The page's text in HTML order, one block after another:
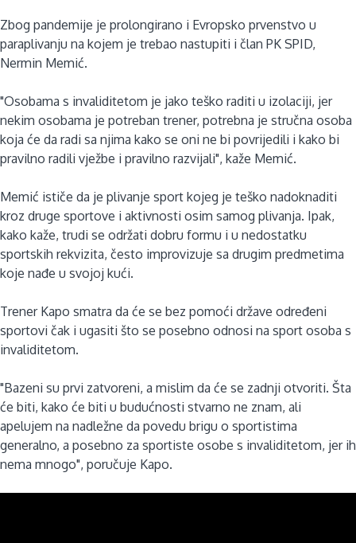
Zbog pandemije je prolongirano i Evropsko prvenstvo u
paraplivanju na kojem je trebao nastupiti i član PK SPID,
Nermin Memić.
"Osobama s invaliditetom je jako teško raditi u izolaciji, jer
nekim osobama je potreban trener, potrebna je stručna osoba
koja će da radi sa njima kako se oni ne bi povrijedili i kako bi
pravilno radili vježbe i pravilno razvijali", kaže Memić.
Memić ističe da je plivanje sport kojeg je teško nadoknaditi
kroz druge sportove i aktivnosti osim samog plivanja. Ipak,
kako kaže, trudi se održati dobru formu i u nedostatku
sportskih rekvizita, često improvizuje sa drugim predmetima
koje nađe u svojoj kući.
Trener Kapo smatra da će se bez pomoći države određeni
sportovi čak i ugasiti što se posebno odnosi na sport osoba s
invaliditetom.
"Bazeni su prvi zatvoreni, a mislim da će se zadnji otvoriti. Šta
će biti, kako će biti u budućnosti stvarno ne znam, ali
apelujem na nadležne da povedu brigu o sportistima
generalno, a posebno za sportiste osobe s invaliditetom, jer ih
nema mnogo", poručuje Kapo.